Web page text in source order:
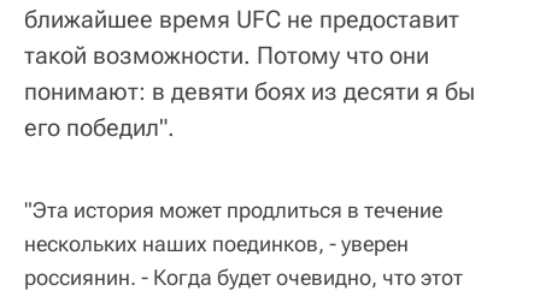
ближайшее время UFC не предоставит
такой возможности. Потому что они
понимают: в девяти боях из десяти я бы
его победил".
"Эта история может продлиться в течение
нескольких наших поединков, - уверен
россиянин. - Когда будет очевидно, что этот